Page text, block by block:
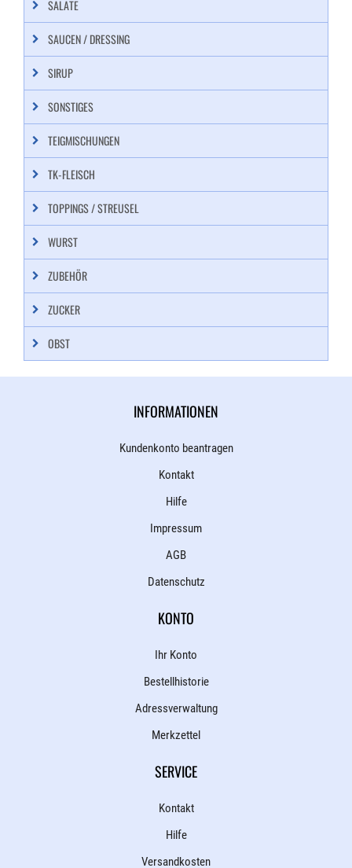
SALATE
SAUCEN / DRESSING
SIRUP
SONSTIGES
TEIGMISCHUNGEN
TK-FLEISCH
TOPPINGS / STREUSEL
WURST
ZUBEHÖR
ZUCKER
OBST
INFORMATIONEN
Kundenkonto beantragen
Kontakt
Hilfe
Impressum
AGB
Datenschutz
KONTO
Ihr Konto
Bestellhistorie
Adressverwaltung
Merkzettel
SERVICE
Kontakt
Hilfe
Versandkosten